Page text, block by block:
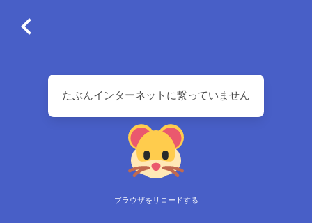
たぶんインターネットに繋っていません
ブラウザをリロードする